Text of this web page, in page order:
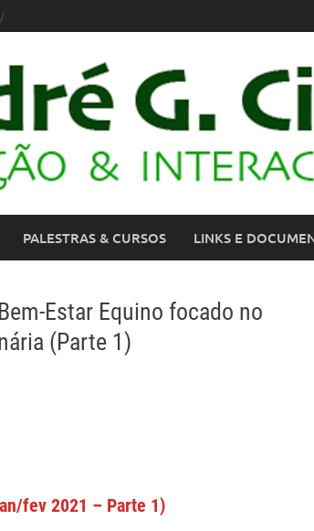
PALESTRAS & CURSOS LINKS E
Estar Equino focado no
(Parte 1)
fev 2021 – Parte 1)